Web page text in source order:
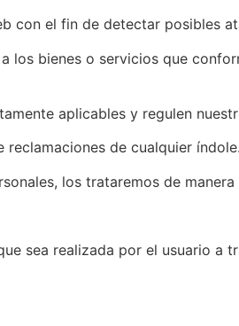
con el fin de detectar posibles
los bienes o servicios que
aplicables y regulen
de cualquier índole.
los trataremos de
sea realizada por el usuario a